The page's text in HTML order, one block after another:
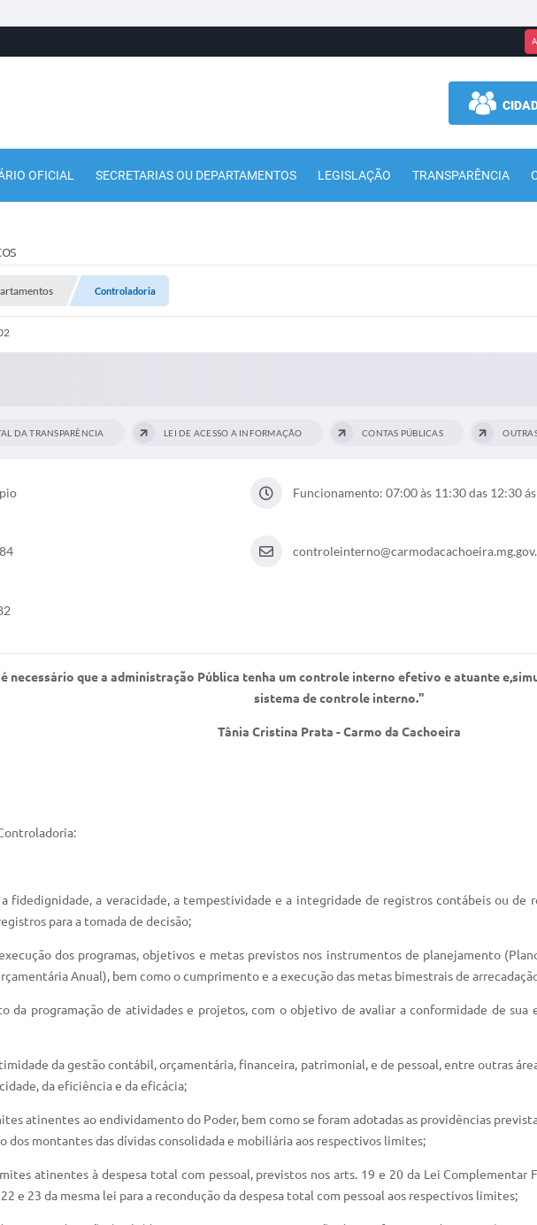
OFICIAL SECRETARIAS OU DEPARTAMENTOS LEGISLAÇÃO TRANSPARÊNCIA
Controladoria
DA TRANSPARÊNCIA LEI DE ACESSO A INFORMAÇÃO CONTAS PÚBLICAS
Funcionamento: 07:00 às 11:30 das 12:30
necessário que a administração Pública tenha um controle interno efetivo e atuante
sistema de controle interno.''
Tânia Cristina Prata - Carmo da Cachoeira
fidedignidade, a veracidade, a tempestividade e a integridade de registros contábeis ou
para a tomada de decisão;
dos programas, objetivos e metas previstos nos instrumentos de planejamento
Anual), bem como o cumprimento e a execução das metas bimestrais de
da programação de atividades e projetos, com o objetivo de avaliar a conformidade de sua
da gestão contábil, orçamentária, financeira, patrimonial, e de pessoal, entre outras
da eficiência e da eficácia;
atinentes ao endividamento do Poder, bem como se foram adotadas as providências
dos montantes das dívidas consolidada e mobiliária aos respectivos limites;
atinentes à despesa total com pessoal, previstos nos arts. 19 e 20 da Lei Complementar
e 23 da mesma lei para a recondução da despesa total com pessoal aos respectivos limites;